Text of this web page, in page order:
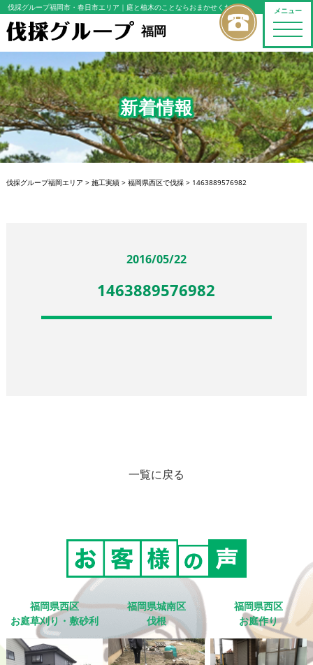
メニュー
toggle
伐採グループ福岡市・春日市エリア ｜庭と植木のことならおまかせください
福岡
新着情報
伐採グループ福岡エリア > 施工実績> 福岡県西区で伐採> 1463889576982
2016/05/22
1463889576982
一覧に戻る
福岡県西区
お庭草刈り・敷砂利
福岡県城南区
伐根
福岡県西区
お庭作り